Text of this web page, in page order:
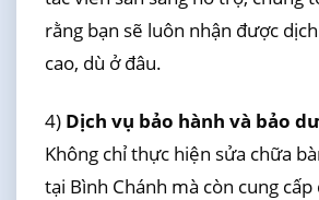
rằng bạn sẽ luôn nhận được
cao, dù ở đâu.
4) Dịch vụ bảo hành và bảo
Không chỉ thực hiện sửa chữa
tại Bình Chánh mà còn cung